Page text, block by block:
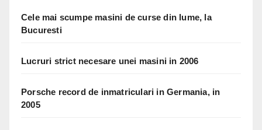
Cele mai scumpe masini de curse din lume, la
Bucuresti
Lucruri strict necesare unei masini in 2006
Porsche record de inmatriculari in Germania, in
2005